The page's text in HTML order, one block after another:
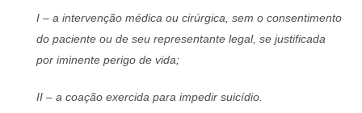
I – a intervenção médica ou cirúrgica, sem o consentimento
do paciente ou de seu representante legal, se justificada
por iminente perigo de vida;
II – a coação exercida para impedir suicídio.